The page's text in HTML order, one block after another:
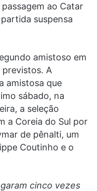
ao Catar
suspensa
amistoso em
A
amistosa que
sábado, na
a seleção
a Coreia do Sul por
de pênalti, um
Coutinho e o
cinco vezes